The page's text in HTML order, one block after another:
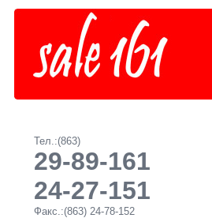
Тел.:(863)
29-89-161
24-27-151
Факс.:(863) 24-78-152